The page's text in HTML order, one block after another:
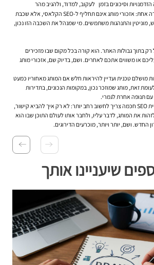
וסיכונים בזמן לעקוב, למדוד, ולהגיב מהר
אם מזקקים את הטבלה לשורה אחת: אזכורי מותג אינם תחליף ל-SEO הקלאסי, אלא שכבת
מוניטין והתנהגות משתמשים. מי שמנהל את השכבה הזו נכון,
בתוך גבולות האתר. הוא קורה בכל מקום שבו מזכירים
או משווים אתכם לאחרים. ושם, בדיוק שם, אזכורי מותג
מושלם טכנית ועדיין להיראות חלש אם המותג מאחוריו כמעט
זאת, מותג שמוזכר נכון, במקומות הנכונים, בתדירות
תנופה אחרת לגמרי.
לכן, מי שבונה היום אסטרטגיית SEO חכמה צריך לחשוב רחב יותר: לא רק איך להביא קישור,
את המותג, לדבר עליו, ולחבר אותו לעולם התוכן שבו הוא
החדש. ושם, יותר ויותר, מוכרעים הדירוגים.
שיעניינו אותך